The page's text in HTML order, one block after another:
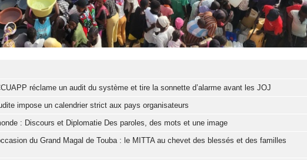
réclame un audit du système et tire la sonnette d’alarme avant les JOJ
impose un calendrier strict aux pays organisateurs
: Discours et Diplomatie Des paroles, des mots et une image
du Grand Magal de Touba : le MITTA au chevet des blessés et des familles